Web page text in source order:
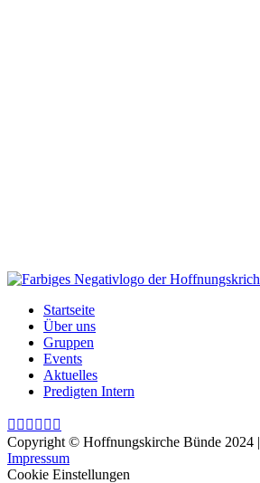
Startseite
Über uns
Gruppen
Events
Aktuelles
Predigten Intern
     
Copyright © Hoffnungskirche Bünde 2024 |
Impressum
Cookie Einstellungen